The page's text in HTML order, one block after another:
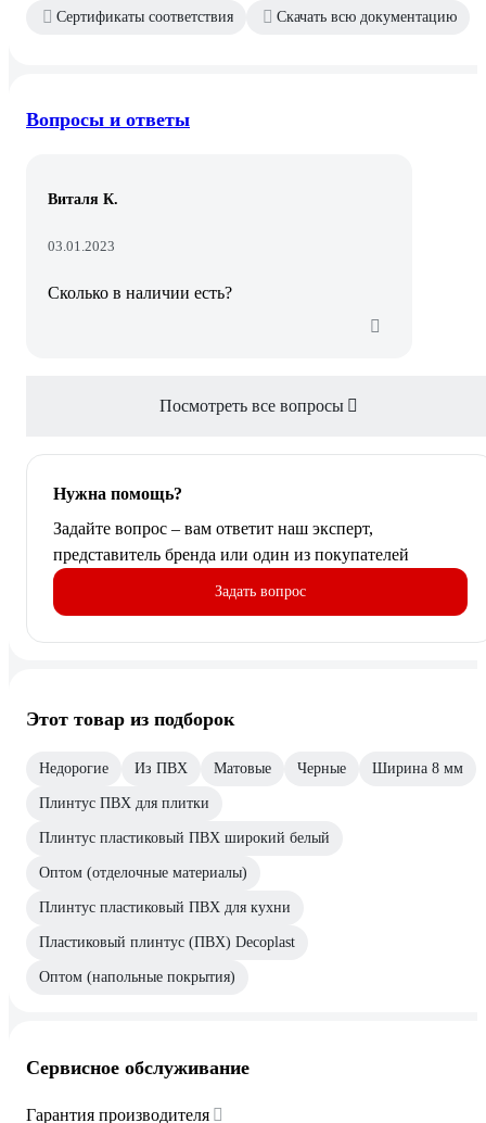
Сертификаты соответствия Скачать всю документацию
Вопросы и ответы
Виталя К.
03.01.2023
Сколько в наличии есть?
Посмотреть все вопросы
Нужна помощь?
Задайте вопрос – вам ответит наш эксперт,
представитель бренда или один из покупателей
Задать вопрос
Этот товар из подборок
Недорогие Из ПВХ Матовые Черные Ширина 8 мм
Плинтус ПВХ для плитки
Плинтус пластиковый ПВХ широкий белый
Оптом (отделочные материалы)
Плинтус пластиковый ПВХ для кухни
Пластиковый плинтус (ПВХ) Decoplast
Оптом (напольные покрытия)
Сервисное обслуживание
Гарантия производителя